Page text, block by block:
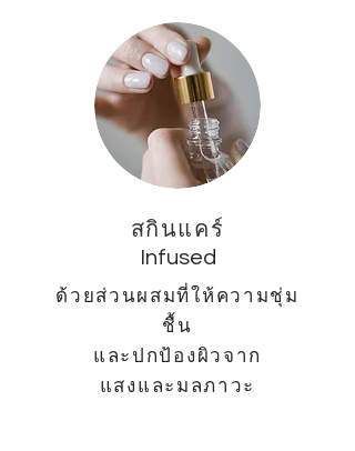
สกินแคร์
Infused
ด้วยส่วนผสมที่ให้ความชุ่ม
ชื้น
และปกป้องผิวจาก
แสงและมลภาวะ